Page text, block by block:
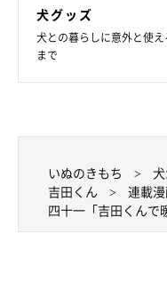
犬グッズ
犬との暮らしに意外と使
まで
いぬのきもち
吉田くん
連載
四十一「吉田くんで